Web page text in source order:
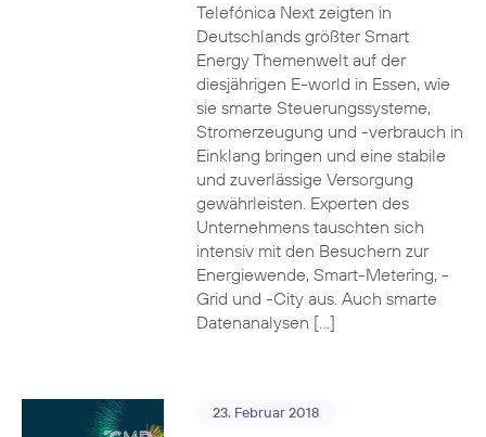
Telefónica Next zeigten in
Deutschlands größter Smart
Energy Themenwelt auf der
diesjährigen E-world in Essen, wie
sie smarte Steuerungssysteme,
Stromerzeugung und -verbrauch in
Einklang bringen und eine stabile
und zuverlässige Versorgung
gewährleisten. Experten des
Unternehmens tauschten sich
intensiv mit den Besuchern zur
Energiewende, Smart-Metering, -
Grid und -City aus. Auch smarte
Datenanalysen […]
23. Februar 2018